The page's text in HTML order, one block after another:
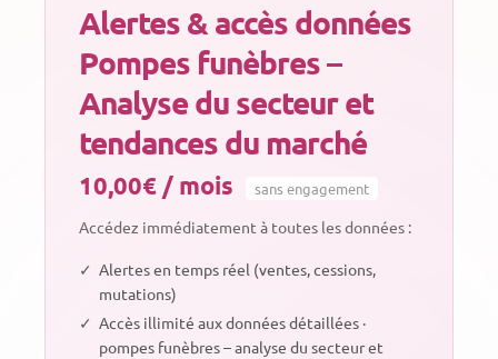
Alertes & accès données
Pompes funèbres –
Analyse du secteur et
tendances du marché
10,00€ / mois sans engagement
Accédez immédiatement à toutes les données :
✓ Alertes en temps réel (ventes, cessions,
mutations)
✓ Accès illimité aux données détaillées ·
pompes funèbres – analyse du secteur et